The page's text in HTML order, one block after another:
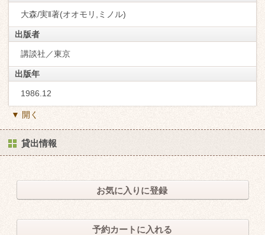
大森/実‖著(オオモリ,ミノル)
出版者
講談社／東京
出版年
1986.12
▼ 開く
貸出情報
お気に入りに登録
予約カートに入れる